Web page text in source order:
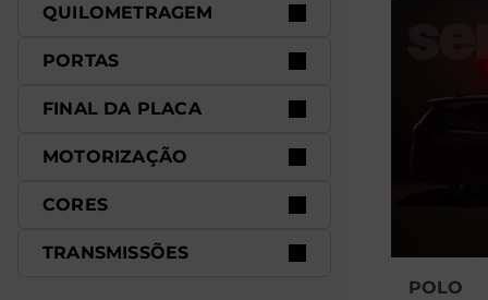
QUILOMETRAGEM
PORTAS
FINAL DA PLACA
MOTORIZAÇÃO
CORES
TRANSMISSÕES
POLO